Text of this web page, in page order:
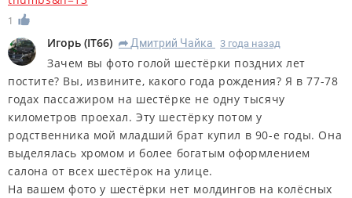
1
Игорь (IT66) R Дмитрий Чайка 3 года назад
Зачем вы фото голой шестёрки поздних лет
постите? Вы, извините, какого года рождения? Я в 77-78
годах пассажиром на шестёрке не одну тысячу
километров проехал. Эту шестёрку потом у
родственника мой младший брат купил в 90-е годы. Она
выделялась хромом и более богатым оформлением
салона от всех шестёрок на улице.
На вашем фото у шестёрки нет молдингов на колёсных